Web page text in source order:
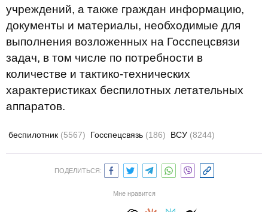
учреждений, а также граждан информацию,
документы и материалы, необходимые для
выполнения возложенных на Госспецсвязи
задач, в том числе по потребности в
количестве и тактико-технических
характеристиках беспилотных летательных
аппаратов.
беспилотник (5567) Госспецсвязь (186) ВСУ (8244)
ПОДЕЛИТЬСЯ:
Мне нравится